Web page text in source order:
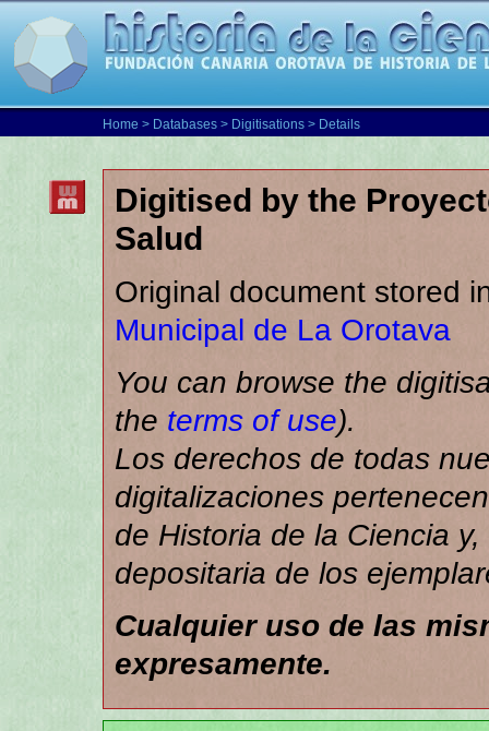
Home > Databases > Digitisations > Details
Digitised by the
Salud
Original document stored
Municipal de La Orotava
You can browse the
the terms of use).
Los derechos de todas
digitalizaciones
de Historia de la Ciencia
depositaria de los
Cualquier uso de las
expresamente.